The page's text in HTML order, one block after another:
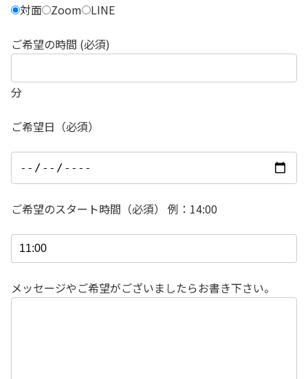
対面 Zoom LINE
ご希望の時間 (必須)
分
ご希望日（必須）
ご希望のスタート時間（必須） 例：14:00
メッセージやご希望がございましたらお書き下さい。